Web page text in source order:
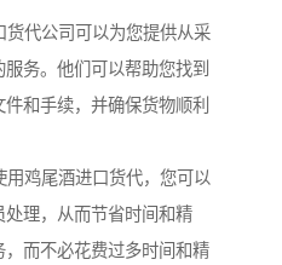
货代公司可以为您提供从采
务。他们可以帮助您找到
和手续，并确保货物顺利
鸡尾酒进口货代，您可以
理，从而节省时间和精
而不必花费过多时间和精